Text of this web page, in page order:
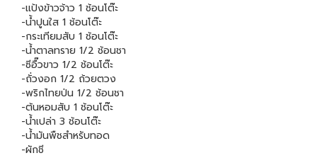
-แป้งข้าวจ้าว 1 ช้อนโต๊ะ
-น้ำปูนใส 1 ช้อนโต๊ะ
-กระเทียมสับ 1 ช้อนโต๊ะ
-น้ำตาลทราย 1/2 ช้อนชา
-ซีอื๊วขาว 1/2 ช้อนโต๊ะ
-ถั่วงอก 1/2 ถ้วยตวง
-พริกไทยป่น 1/2 ช้อนชา
-ต้นหอมสับ 1 ช้อนโต๊ะ
-น้ำเปล่า 3 ช้อนโต๊ะ
-น้ำมันพืชสำหรับทอด
-ผักชี